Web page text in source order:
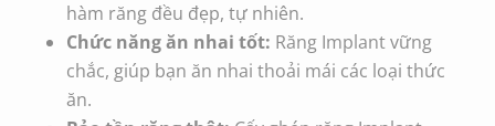
hàm răng đều đẹp, tự nhiên.
Chức năng ăn nhai tốt: Răng Implant vững
chắc, giúp bạn ăn nhai thoải mái các loại thức
ăn.